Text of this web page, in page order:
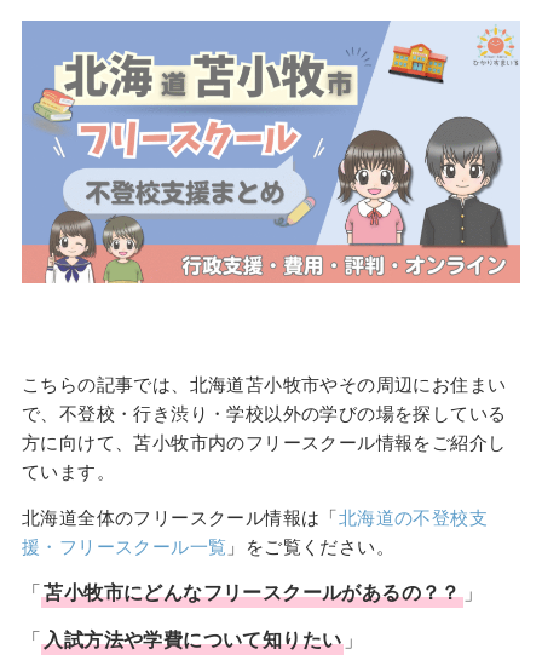
こちらの記事では、北海道苫小牧市やその周辺にお住まい
で、不登校・行き渋り・学校以外の学びの場を探している
方に向けて、苫小牧市内のフリースクール情報をご紹介し
ています。
北海道全体のフリースクール情報は「北海道の不登校支
援・フリースクール一覧 」をご覧ください。
「苫小牧市にどんなフリースクールがあるの？？」
「入試方法や学費について知りたい 」